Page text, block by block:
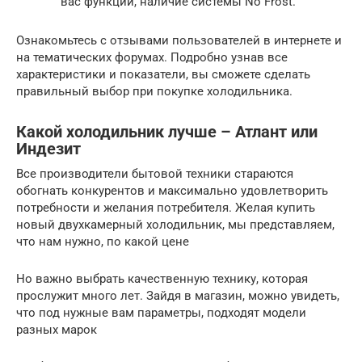
Ознакомьтесь с отзывами пользователей в интернете и
на тематических форумах. Подробно узнав все
характеристики и показатели, вы сможете сделать
правильный выбор при покупке холодильника.
Какой холодильник лучше – Атлант или
Индезит
Все производители бытовой техники стараются
обогнать конкурентов и максимально удовлетворить
потребности и желания потребителя. Желая купить
новый двухкамерный холодильник, мы представляем,
что нам нужно, по какой цене
Но важно выбрать качественную технику, которая
прослужит много лет. Зайдя в магазин, можно увидеть,
что под нужные вам параметры, подходят модели
разных марок